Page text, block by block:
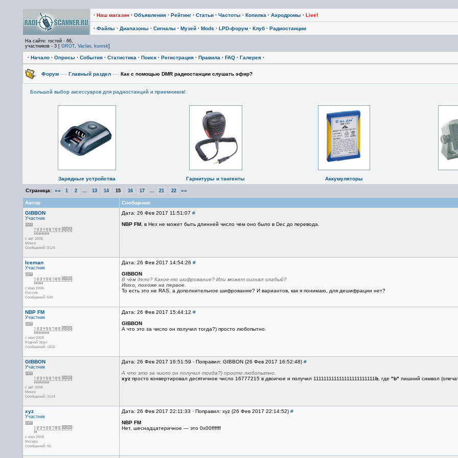
· Наш магазин· Объявления· Рейтинг· Статьи· Частоты · Копилка · Аэродромы · Live!
· Файлы · Диапазоны · Сигналы · Музей· Mods · LPD-форум· Клуб· Радиостанции
На сайте: гостей - 66,
участников - 3 [ GROT, Vaclav, kuorsk]
· Начало· Опросы · События· Статистика · Поиск· Регистрация· Правила · FAQ· Галерея·
Форум —› Главный раздел —›Как с помощью DMR радиостанции слушать эфир?
Большой выбор аксессуаров для радиостанций и приемников!
Зарядные устройства Гарнитуры и тангенты Аккумуляторы
Страница: «« 1 2 13 14 15 16 17 21 22 »»
Автор
Сообщение
GIBBON
Участник
с авг 2006
Минск
Сообщений: 3124
Дата: 26 Фев 2017 11:51:07 #
NBP FM, в Hex не может быть длинней число чем оно было в Dec до перевода.
Iceman
Участник
с мар 2006
Россия
Сообщений: 640
Дата: 26 Фев 2017 14:54:26 #
GIBBON
В чём дело? Какое-то шифрование? Или может сигнал слабый?
Имхо, похоже на первое.
То есть это не RAS, а дополнительное шифрование? И вариантов, как я понимаю, для дешифрации нет?
NBP FM
Участник
с июл 2008
Родной Урал
Сообщений: 1816
Дата: 26 Фев 2017 15:44:12 #
GIBBON
А что это за число он получил тогда?) просто любопытно.
GIBBON
Участник
с авг 2006
Минск
Сообщений: 3124
Дата: 26 Фев 2017 16:51:59 · Поправил: GIBBON (26 Фев 2017 16:52:48) #
А что это за число он получил тогда?) просто любопытно.
xyzпросто конвертировал десятичное число 16777215 в двоичое и получил 111111111111111111111111b, где "b" лишний символ
xyz
Участник
с июл 2006
Москва
Сообщений: 55
Дата: 26 Фев 2017 22:11:33 · Поправил: xyz (26 Фев 2017 22:14:52) #
NBP FM
Нет, шеснадцатеричное — это 0x00ffffff